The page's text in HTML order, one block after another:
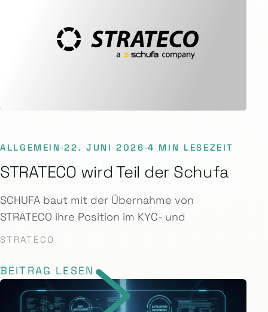
ALLGEMEIN ·22. JUNI 2026·4 MIN LESEZEIT
STRATECO wird Teil der Schufa
SCHUFA baut mit der Übernahme von
STRATECO ihre Position im KYC- und
STRATECO
BEITRAG LESEN